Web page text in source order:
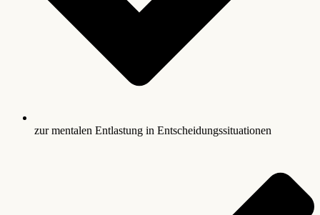
zur mentalen Entlastung in Entscheidungssituationen